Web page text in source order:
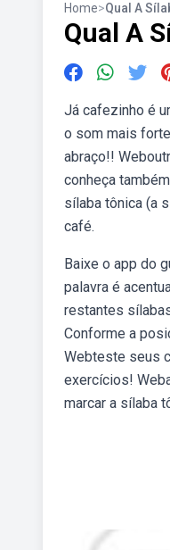
Home>Qual A
Qual A
Já cafezinho é
o som mais
abraço!!
conheça
sílaba tônica (a
café.
Baixe o app do
palavra é
restantes
Conforme a
Webteste seus
exercícios!
marcar a sílaba